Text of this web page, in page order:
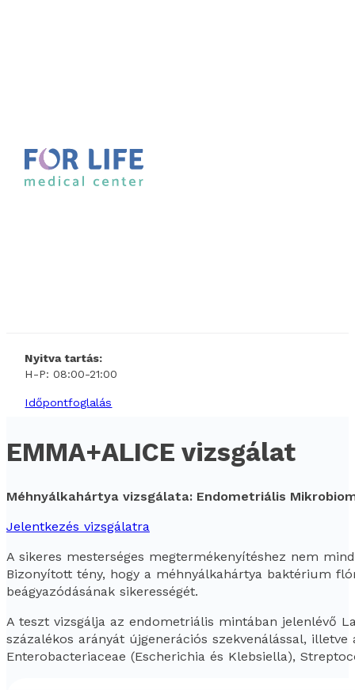
Nyitva tartás:
H-P: 08:00-21:00
Időpontfoglalás
EMMA+ALICE vizsgálat
Méhnyálkahártya vizsgálata: Endometriális
Jelentkezés vizsgálatra
A sikeres mesterséges megtermékenyítéshez nem
Bizonyított tény, hogy a méhnyálkahártya baktérium
beágyazódásának sikerességét.
A teszt vizsgálja az endometriális mintában jelenlévő
százalékos arányát újgenerációs szekvenálással,
Enterobacteriaceae (Escherichia és Klebsiella),